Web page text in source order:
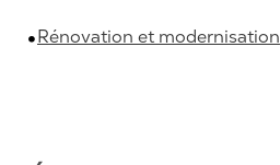
Rénovation et modernisation